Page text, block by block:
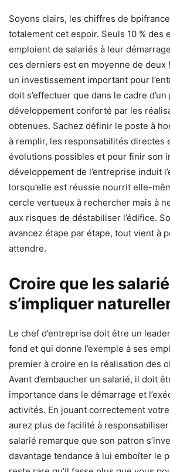
Soyons clairs, les chiffres de
totalement cet espoir. Seuls 10 % des
emploient de salariés à leur
ces derniers est en moyenne de deux
un investissement important pour
doit s’effectuer que dans le cadre d’un
développement conforté par les
obtenues. Sachez définir le poste à
à remplir, les responsabilités directes
évolutions possibles et pour finir son
développement de l’entreprise induit
lorsqu’elle est réussie nourrit elle-
cercle vertueux à rechercher mais à
aux risques de déstabiliser l’édifice.
avancez étape par étape, tout vient à
attendre.
Croire que les
s’impliquer
Le chef d’entreprise doit être un
fond et qui donne l’exemple à ses
premier à croire en la réalisation des
Avant d’embaucher un salarié, il doit
importance dans le démarrage et
activités. En jouant correctement
aurez plus de facilité à
salarié remarque que son patron
davantage tendance à lui emboîter le